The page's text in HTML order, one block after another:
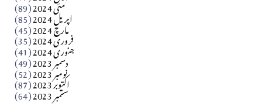
مئی 2024 (89) اپریل 2024 (85) مارچ 2024 (45) فروری 2024 (35) جنوری 2024 (41) دسمبر 2023 (49) نومبر 2023 (52) اکتوبر 2023 (87) ستمبر 2023 (64)